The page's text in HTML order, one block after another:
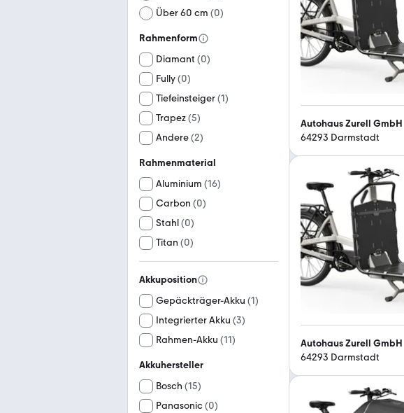
Über 60 cm (0)
Rahmenform
Diamant (0)
Fully(0)
Tiefeinsteiger(1)
Trapez(5)
Andere(2)
Rahmenmaterial
Aluminium (16)
Carbon (0)
Stahl(0)
Titan (0)
Akkuposition
Gepäckträger-Akku (1)
Integrierter Akku (3)
Rahmen-Akku (11)
Akkuhersteller
Bosch (15)
Panasonic(0)
Autohaus Zurell GmbH
64293 Darmstadt
Autohaus Zurell GmbH
64293 Darmstadt